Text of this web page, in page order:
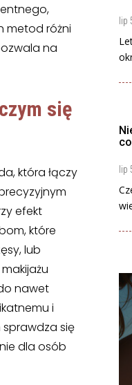
metod różni
na
się
która łączy
efekt
które
lub
nawet
i
sprawdza się
dla osób
lip
lip